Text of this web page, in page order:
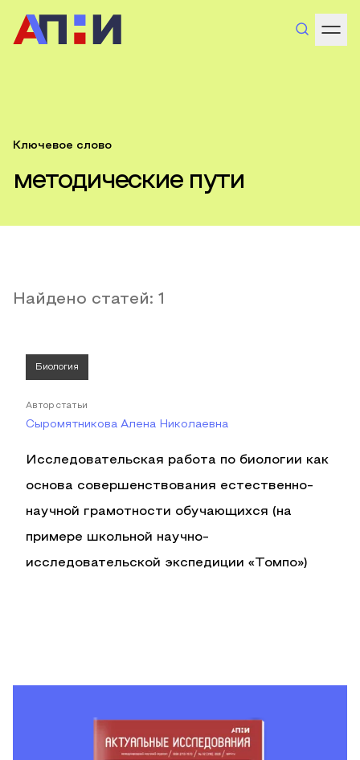
Ключевое слово
методические пути
Найдено статей: 1
Биология
Автор статьи
Сыромятникова Алена Николаевна
Исследовательская работа по биологии как
основа совершенствования естественно-
научной грамотности обучающихся (на
примере школьной научно-
исследовательской экспедиции «Томпо»)